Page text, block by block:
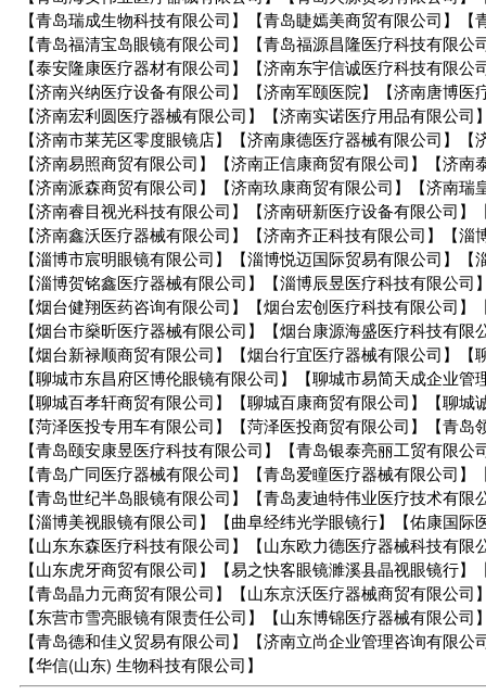
【青岛瑞成生物科技有限公司】【青岛睫嫣美商贸有限公司】
【青岛福清宝岛眼镜有限公司】【青岛福源昌隆医疗科技有限
【泰安隆康医疗器材有限公司】【济南东宇信诚医疗科技有限
【济南兴纳医疗设备有限公司】【济南军颐医院】【济南唐博
【济南宏利圆医疗器械有限公司】【济南实诺医疗用品有限公
【济南市莱芜区零度眼镜店】【济南康德医疗器械有限公司】
【济南易照商贸有限公司】【济南正信康商贸有限公司】【济南
【济南派森商贸有限公司】【济南玖康商贸有限公司】【济南瑞
【济南睿目视光科技有限公司】【济南研新医疗设备有限公司
【济南鑫沃医疗器械有限公司】【济南齐正科技有限公司】【淄
【淄博市宸明眼镜有限公司】【淄博悦迈国际贸易有限公司】
【淄博贺铭鑫医疗器械有限公司】【淄博辰昱医疗科技有限公司
【烟台健翔医药咨询有限公司】【烟台宏创医疗科技有限公司
【烟台市燊昕医疗器械有限公司】【烟台康源海盛医疗科技有
【烟台新禄顺商贸有限公司】【烟台行宜医疗器械有限公司】
【聊城市东昌府区博伦眼镜有限公司】【聊城市易简天成企业
【聊城百孝轩商贸有限公司】【聊城百康商贸有限公司】【聊城
【菏泽医投专用车有限公司】【菏泽医投商贸有限公司】【青
【青岛颐安康昱医疗科技有限公司】【青岛银泰亮丽工贸有限
【青岛广同医疗器械有限公司】【青岛爱瞳医疗器械有限公司
【青岛世纪半岛眼镜有限公司】【青岛麦迪特伟业医疗技术有
【淄博美视眼镜有限公司】【曲阜经纬光学眼镜行】【佑康国际
【山东东森医疗科技有限公司】【山东欧力德医疗器械科技有
【山东虎牙商贸有限公司】【易之快客眼镜濉溪县晶视眼镜行
【青岛晶力元商贸有限公司】【山东京沃医疗器械商贸有限公
【东营市雪亮眼镜有限责任公司】【山东博锦医疗器械有限公
【青岛德和佳义贸易有限公司】【济南立尚企业管理咨询有限
【华信(山东) 生物科技有限公司】